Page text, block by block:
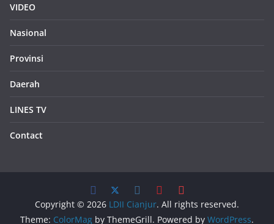
VIDEO
Nasional
Provinsi
Daerah
LINES TV
Contact
Copyright © 2026 LDII Cianjur. All rights reserved.
Theme: ColorMag by ThemeGrill. Powered by WordPress.